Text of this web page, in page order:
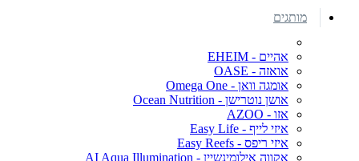
מותגים
אהיים - EHEIM
אואזה - OASE
אומגה וואן - Omega One
אושן נוטרישן - Ocean Nutrition
אזו - AZOO
איזי לייף - Easy Life
איזי ריפס - Easy Reefs
אקווה אילומינשיין - AI Aqua Illumination